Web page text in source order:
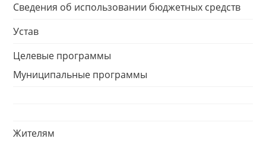
Сведения об использовании бюджетных средств
Устав
Целевые программы
Муниципальные программы
Жителям